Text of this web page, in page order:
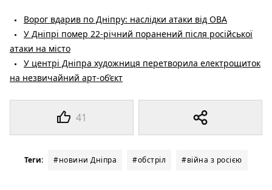
41
Ворог вдарив по Дніпру: наслідки атаки від ОВА
У Дніпрі помер 22-річний поранений після російської
атаки на місто
У центрі Дніпра художниця перетворила електрощиток
на незвичайний арт-об’єкт
Теги: #новини Дніпра #обстріл #війна з росією